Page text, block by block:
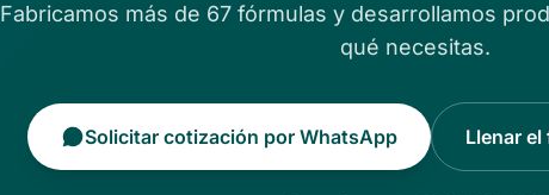
Fabricamos más de 67 fórmulas y desarrollamos
qué necesitas.
Solicitar cotización por WhatsApp Llenar